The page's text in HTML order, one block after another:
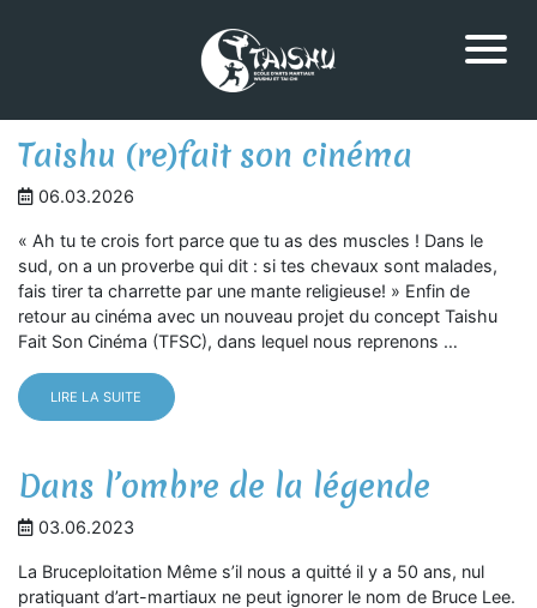
Taishu (re)fait son cinéma
06.03.2026
« Ah tu te crois fort parce que tu as des muscles ! Dans le
sud, on a un proverbe qui dit : si tes chevaux sont malades,
fais tirer ta charrette par une mante religieuse! » Enfin de
retour au cinéma avec un nouveau projet du concept Taishu
Fait Son Cinéma (TFSC), dans lequel nous reprenons …
LIRE LA SUITE
Dans l’ombre de la légende
03.06.2023
La Bruceploitation Même s’il nous a quitté il y a 50 ans, nul
pratiquant d’art-martiaux ne peut ignorer le nom de Bruce Lee.